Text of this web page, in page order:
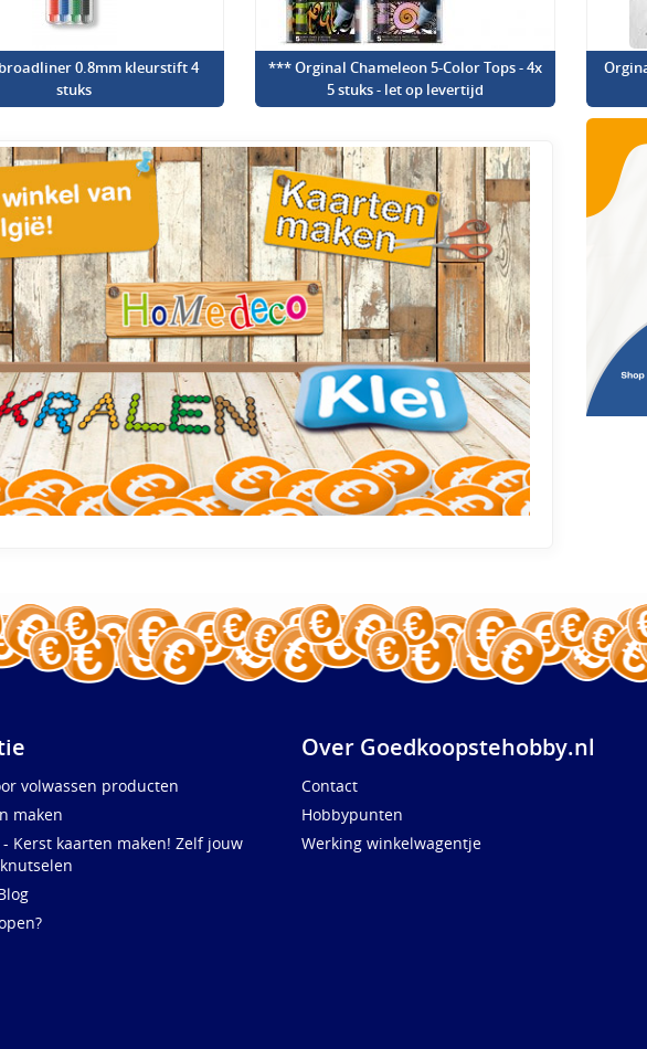
0.8mm kleurstift 4
stuks
*** Orginal Chameleon 5-Color Tops - 4x
5 stuks - let op levertijd
volwassen producten
maken
Kerst kaarten maken! Zelf jouw
Over Goedkoopstehobby.nl
Contact
Hobbypunten
Werking winkelwagentje